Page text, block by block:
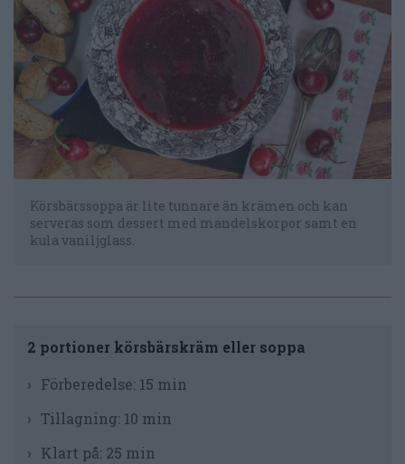
Körsbärssoppa är lite tunnare än krämen och kan
serveras som dessert med mandelskorpor samt en
kula vaniljglass.
2 portioner körsbärskräm eller soppa
Förberedelse: 15 min
Tillagning: 10 min
Klart på: 25 min